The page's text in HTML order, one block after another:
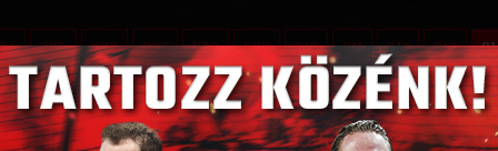
305 306 307 308 309 310 311 312 313